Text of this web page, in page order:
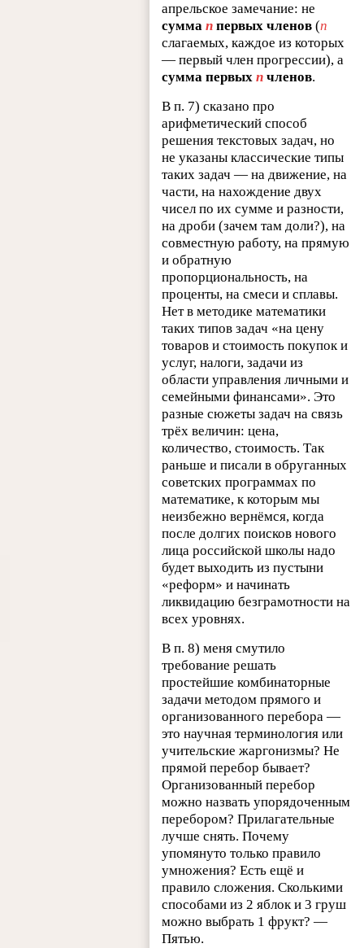
апрельское замечание: не
суммаn первых членов (n
слагаемых, каждое из которых
— первый член прогрессии), а
сумма первыхn членов.
В п. 7) сказано про
арифметический способ
решения текстовых задач, но
не указаны классические типы
таких задач — на движение, на
части, на нахождение двух
чисел по их сумме и разности,
на дроби (зачем там доли?), на
совместную работу, на прямую
и обратную
пропорциональность, на
проценты, на смеси и сплавы.
Нет в методике математики
таких типов задач «на цену
товаров и стоимость покупок и
услуг, налоги, задачи из
области управления личными и
семейными финансами». Это
разные сюжеты задач на связь
трёх величин: цена,
количество, стоимость. Так
раньше и писали в обруганных
советских программах по
математике, к которым мы
неизбежно вернёмся, когда
после долгих поисков нового
лица российской школы надо
будет выходить из пустыни
«реформ» и начинать
ликвидацию безграмотности на
всех уровнях.
В п. 8) меня смутило
требование решать
простейшие комбинаторные
задачи методом прямого и
организованного перебора —
это научная терминология или
учительские жаргонизмы? Не
прямой перебор бывает?
Организованный перебор
можно назвать упорядоченным
перебором? Прилагательные
лучше снять. Почему
упомянуто только правило
умножения? Есть ещё и
правило сложения. Сколькими
способами из 2 яблок и 3 груш
можно выбрать 1 фрукт? —
Пятью.